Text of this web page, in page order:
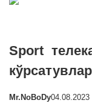
Sport
Mr.NoBoDy04.08.2023